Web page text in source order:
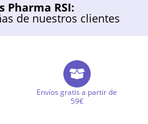
Pharma RSI:
de nuestros clientes
Envíos gratis a partir de
59€